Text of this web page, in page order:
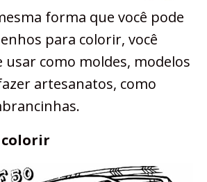
forma que você pode
para colorir, você
como moldes, modelos
artesanatos, como